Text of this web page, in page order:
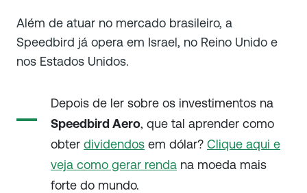
Além de atuar no mercado brasileiro, a
Speedbird já opera em Israel, no Reino Unido e
nos Estados Unidos.
Depois de ler sobre os investimentos na
Speedbird Aero, que tal aprender como
obter dividendos em dólar? Clique aqui e
veja como gerar renda na moeda mais
forte do mundo.